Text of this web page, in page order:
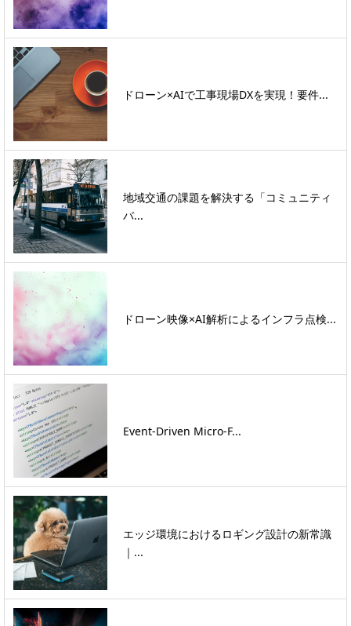
ドローン×AIで工事現場DXを実現！要件...
地域交通の課題を解決する「コミュニティ
バ...
ドローン映像×AI解析によるインフラ点検...
Event-Driven Micro-F...
エッジ環境におけるロギング設計の新常識
｜...